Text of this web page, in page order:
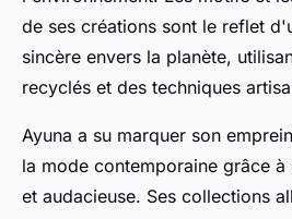
de ses créations sont le reflet
sincère envers la planète,
recyclés et des techniques
Ayuna a su marquer son
la mode contemporaine grâce
et audacieuse. Ses collections